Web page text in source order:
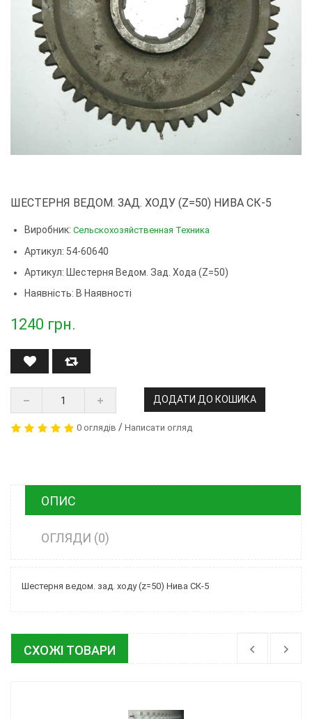
ШЕСТЕРНЯ ВЕДОМ. ЗАД. ХОДУ (Z=50) НИВА СК-5
Виробник: Сельскохозяйственная Техника
Артикул: 54-60640
Артикул: Шестерня Ведом. Зад. Хода (z=50)
Наявність: В Наявності
1240 грн.
ДОДАТИ ДО КОШИКА
0 оглядів / Написати огляд
ОПИС
ОГЛЯДИ (0)
Шестерня ведом. зад. ходу (z=50) Нива СК-5
СХОЖІ ТОВАРИ